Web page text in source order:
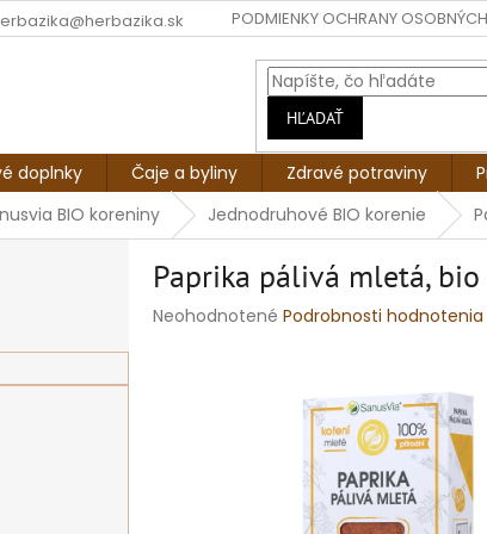
PODMIENKY OCHRANY
HĽADAŤ
doplnky Čaje a byliny Zdravé potraviny
BIO koreniny Jednodruhové BIO korenie
Paprika pálivá mletá, bio
Priemerné
Neohodnotené Podrobnosti hodnotenia